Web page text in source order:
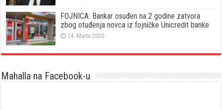
FOJNICA: Bankar osuđen na 2 godine zatvora
zbog otuđenja novca iz fojničke Unicredit banke
14. Marta 2020.
Mahalla na Facebook-u